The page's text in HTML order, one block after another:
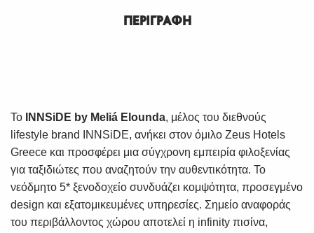
ΠΕΡΙΓΡΑΦΗ
Το INNSiDE by Meliá Elounda, μέλος του διεθνούς
lifestyle brand INNSiDE, ανήκει στον όμιλο Zeus Hotels
Greece και προσφέρει μια σύγχρονη εμπειρία φιλοξενίας
για ταξιδιώτες που αναζητούν την αυθεντικότητα. Το
νεόδμητο 5* ξενοδοχείο συνδυάζει κομψότητα, προσεγμένο
design και εξατομικευμένες υπηρεσίες. Σημείο αναφοράς
του περιβάλλοντος χώρου αποτελεί η infinity πισίνα,